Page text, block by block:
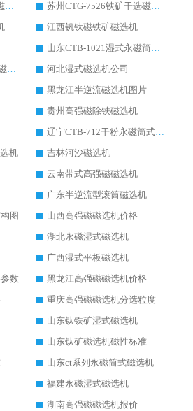
浙江CTB-1230永磁筒式磁选机生产厂家
苏州CTG-7526铁矿干选磁选机
江西钒钛磁铁矿磁选机
山东CTB-1021湿式永磁筒式磁选机
安徽CTB-924ct永磁筒式磁选机
河北湿式磁选机公司
黑龙江半逆流磁选机图片
贵州高强磁除铁磁选机
辽宁CTB-712干粉永磁筒式磁选机
机
吉林河沙磁选机
云南带式高强磁磁选机
广东半逆流型滚筒磁选机
图
山西高强磁磁选机价格
湖北永磁湿式磁选机
广西湿式平板磁选机
数
黑龙江高强磁磁选机价格
重庆高强磁磁选机分选粒度
山东钛铁矿湿式磁选机
山东钛矿磁选机磁性标准
山东ct系列永磁筒式磁选机
福建永磁湿式磁选机
湖南高强磁磁选机报价